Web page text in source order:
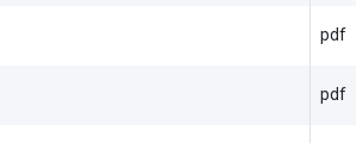
pdf
pdf